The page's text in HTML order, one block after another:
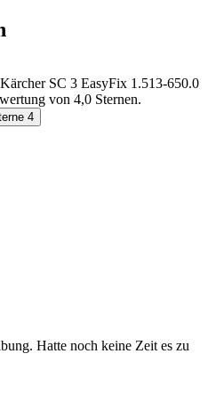
SC 3 EasyFix 1.513-650.0
von 4,0 Sternen.
4
Hatte noch keine Zeit es zu